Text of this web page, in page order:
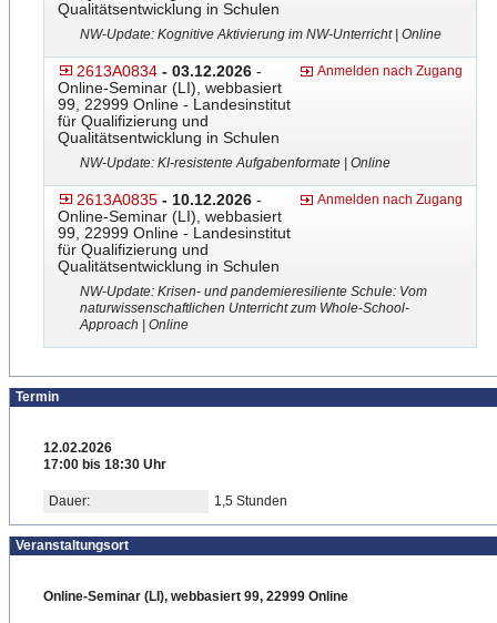
Qualitätsentwicklung in Schulen
NW-Update: Kognitive Aktivierung im NW-Unterricht | Online
2613A0834 - 03.12.2026 -
Online-Seminar (LI), webbasiert
99, 22999 Online - Landesinstitut
für Qualifizierung und
Qualitätsentwicklung in Schulen
Anmelden nach Zugang
NW-Update: KI-resistente Aufgabenformate | Online
2613A0835 - 10.12.2026 -
Online-Seminar (LI), webbasiert
99, 22999 Online - Landesinstitut
für Qualifizierung und
Qualitätsentwicklung in Schulen
Anmelden nach Zugang
NW-Update: Krisen- und pandemieresiliente Schule: Vom
naturwissenschaftlichen Unterricht zum Whole-School-
Approach | Online
Termin
12.02.2026
17:00 bis 18:30 Uhr
Dauer: 1,5 Stunden
Veranstaltungsort
Online-Seminar (LI), webbasiert 99, 22999 Online